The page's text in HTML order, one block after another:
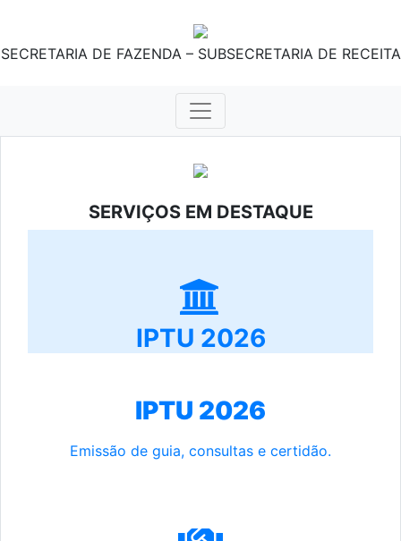
SECRETARIA DE FAZENDA – SUBSECRETARIA DE RECEITA
SERVIÇOS EM DESTAQUE
IPTU 2026
IPTU 2026
Emissão de guia, consultas e certidão.